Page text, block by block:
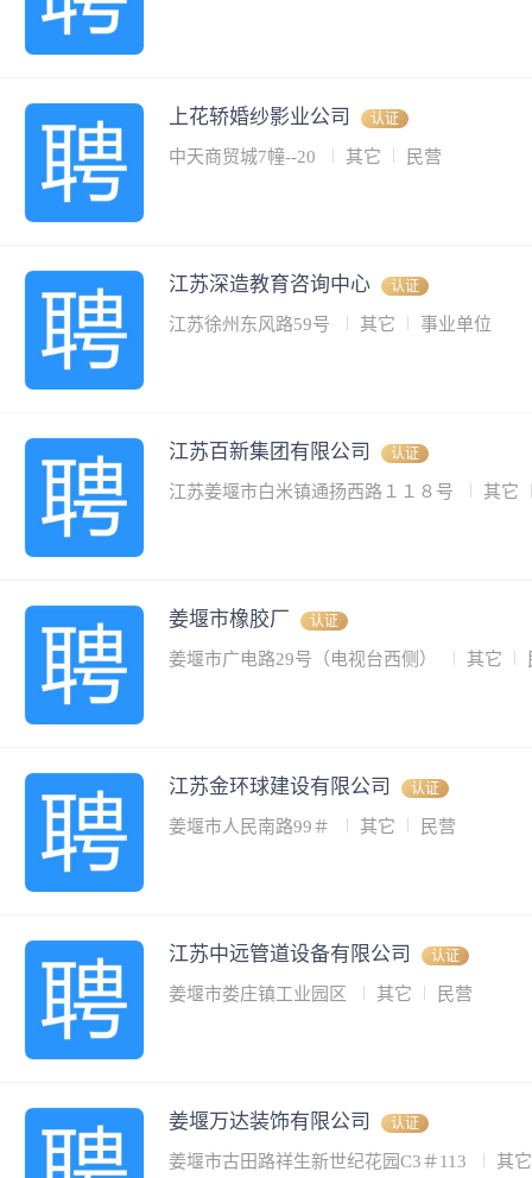
上花轿婚纱影业公司 认证
中天商贸城7幢--20 其它 民营
江苏深造教育咨询中心 认证
江苏徐州东风路59号 其它 事业单位
江苏百新集团有限公司 认证
江苏姜堰市白米镇通扬西路１１８号 其它
姜堰市橡胶厂 认证
姜堰市广电路29号（电视台西侧） 其它
江苏金环球建设有限公司 认证
姜堰市人民南路99＃ 其它 民营
江苏中远管道设备有限公司 认证
姜堰市娄庄镇工业园区 其它 民营
姜堰万达装饰有限公司 认证
姜堰市古田路祥生新世纪花园C3＃113 其它